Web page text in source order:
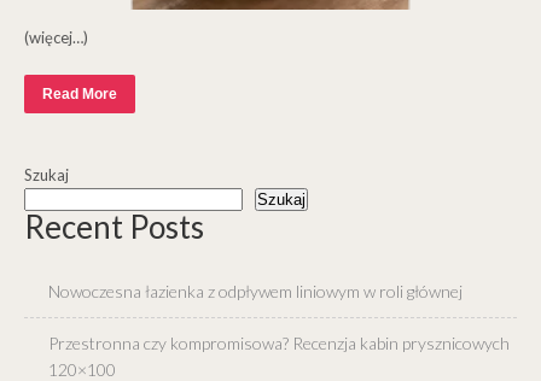
(więcej…)
Read More
Szukaj
Szukaj
Recent Posts
Nowoczesna łazienka z odpływem liniowym w roli głównej
Przestronna czy kompromisowa? Recenzja kabin prysznicowych
120×100